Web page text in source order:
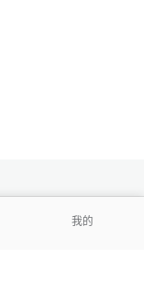
我的